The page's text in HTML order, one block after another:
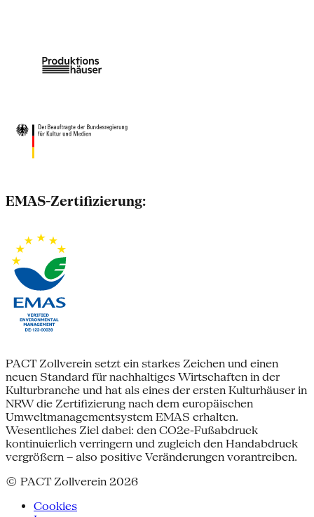
EMAS-Zertifizierung:
PACT Zollverein setzt ein starkes Zeichen und einen
neuen Standard für nachhaltiges Wirtschaften in der
Kulturbranche und hat als eines der ersten Kulturhäuser in
NRW die Zertifizierung nach dem europäischen
Umweltmanagementsystem EMAS erhalten.
Wesentliches Ziel dabei: den CO2e-Fußabdruck
kontinuierlich verringern und zugleich den Handabdruck
vergrößern – also positive Veränderungen vorantreiben.
© PACT Zollverein 2026
Cookies